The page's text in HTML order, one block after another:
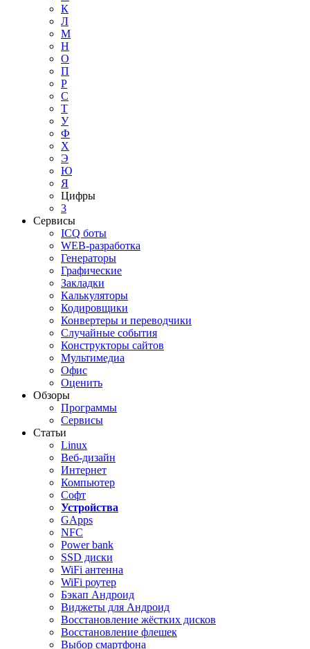
К
Л
М
Н
О
П
Р
С
Т
У
Ф
Х
Э
Ю
Я
Цифры
3
Сервисы
ICQ боты
WEB-разработка
Генераторы
Графические
Закладки
Калькуляторы
Кодировщики
Конвертеры и переводчики
Случайные события
Конструкторы сайтов
Мультимедиа
Офис
Оценить
Обзоры
Программы
Сервисы
Статьи
Linux
Веб-дизайн
Интернет
Компьютер
Софт
Устройства
GApps
NFC
Power bank
SSD диски
WiFi антенна
WiFi роутер
Бэкап Андроид
Виджеты для Андроид
Восстановление жёстких дисков
Восстановление флешек
Выбор смартфона